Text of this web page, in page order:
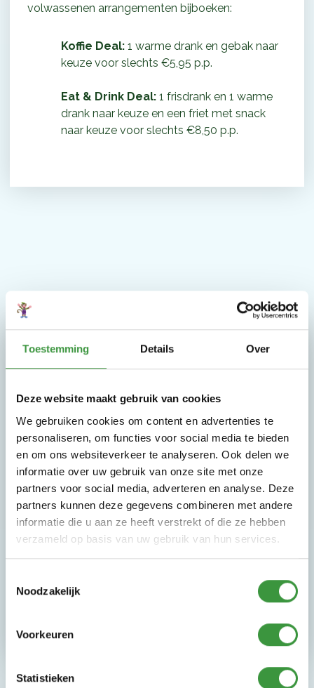
Toestemming Details Over
Deze website maakt gebruik van cookies
We gebruiken cookies om content en advertenties te
personaliseren, om functies voor social media te bieden
en om ons websiteverkeer te analyseren. Ook delen we
informatie over uw gebruik van onze site met onze
partners voor social media, adverteren en analyse. Deze
partners kunnen deze gegevens combineren met andere
informatie die u aan ze heeft verstrekt of die ze hebben
verzameld op basis van uw gebruik van hun services.
Noodzakelijk
Voorkeuren
Statistieken
volwassenen arrangementen bijboeken:
Koffie Deal: 1 warme drank en gebak naar
keuze voor slechts €5,95 p.p.
Eat & Drink Deal: 1 frisdrank en 1 warme
drank naar keuze en een friet met snack
naar keuze voor slechts €8,50 p.p.
Monkey town sokken
Kom je bij ons spelen? Vergeet dan niet je sokken
mee te nemen. Op blote voeten spelen is
vanwege de hygiëne niet toegestaan. Ook is het
belangrijk dat je niet met blote voeten van de
glijbanen afglijdt. We willen niet dat je op volle
snelheid plots afremt door de blote voeten.
Veiligheid staat voorop bij Monkey Town!
Bij je bezoek aan onze indoor speeltuin sokken
vergeten? Geen probleem, de enige echte
Monkey Town Sokken zijn verkrijgbaar bij de
entree.